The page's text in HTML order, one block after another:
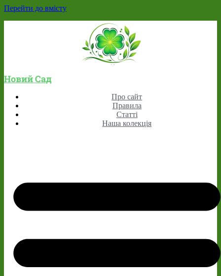
Перейти до вмісту
Новий Сад
Про сайт
Правила
Статті
Наша колекція